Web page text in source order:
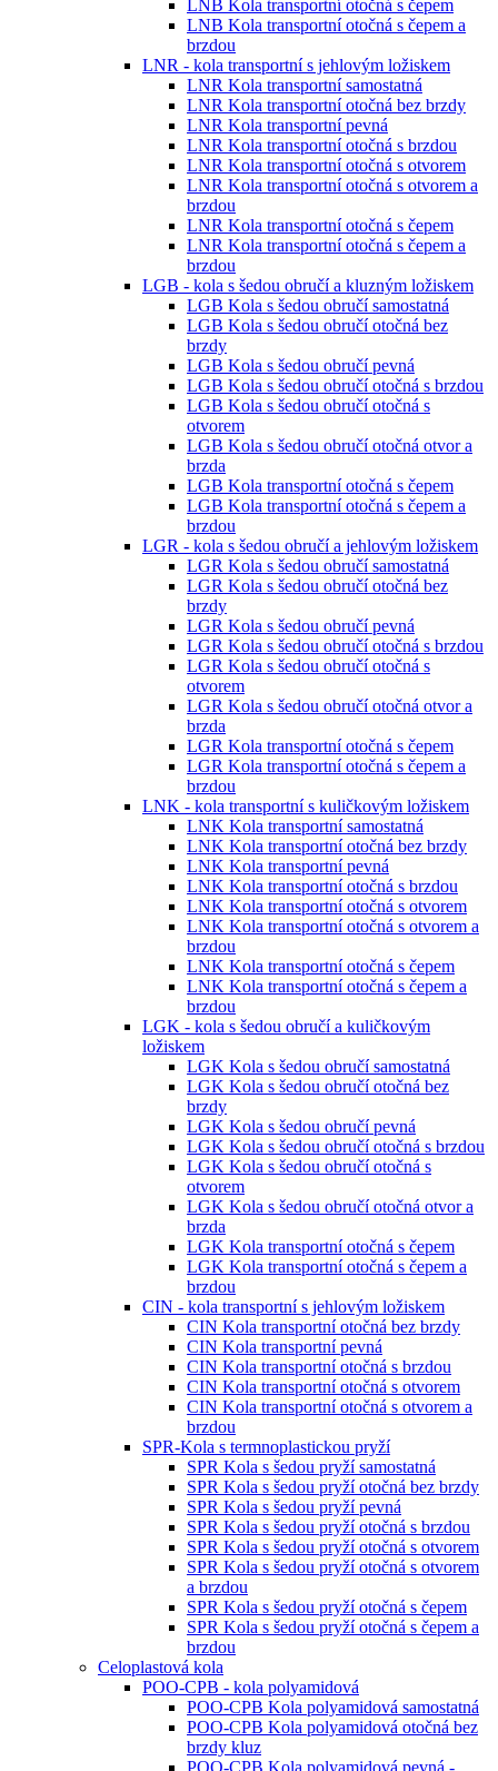
LNB Kola transportní otočná s čepem
LNB Kola transportní otočná s čepem a
brzdou
LNR - kola transportní s jehlovým ložiskem
LNR Kola transportní samostatná
LNR Kola transportní otočná bez brzdy
LNR Kola transportní pevná
LNR Kola transportní otočná s brzdou
LNR Kola transportní otočná s otvorem
LNR Kola transportní otočná s otvorem a
brzdou
LNR Kola transportní otočná s čepem
LNR Kola transportní otočná s čepem a
brzdou
LGB - kola s šedou obručí a kluzným ložiskem
LGB Kola s šedou obručí samostatná
LGB Kola s šedou obručí otočná bez
brzdy
LGB Kola s šedou obručí pevná
LGB Kola s šedou obručí otočná s brzdou
LGB Kola s šedou obručí otočná s
otvorem
LGB Kola s šedou obručí otočná otvor a
brzda
LGB Kola transportní otočná s čepem
LGB Kola transportní otočná s čepem a
brzdou
LGR - kola s šedou obručí a jehlovým ložiskem
LGR Kola s šedou obručí samostatná
LGR Kola s šedou obručí otočná bez
brzdy
LGR Kola s šedou obručí pevná
LGR Kola s šedou obručí otočná s brzdou
LGR Kola s šedou obručí otočná s
otvorem
LGR Kola s šedou obručí otočná otvor a
brzda
LGR Kola transportní otočná s čepem
LGR Kola transportní otočná s čepem a
brzdou
LNK - kola transportní s kuličkovým ložiskem
LNK Kola transportní samostatná
LNK Kola transportní otočná bez brzdy
LNK Kola transportní pevná
LNK Kola transportní otočná s brzdou
LNK Kola transportní otočná s otvorem
LNK Kola transportní otočná s otvorem a
brzdou
LNK Kola transportní otočná s čepem
LNK Kola transportní otočná s čepem a
brzdou
LGK - kola s šedou obručí a kuličkovým
ložiskem
LGK Kola s šedou obručí samostatná
LGK Kola s šedou obručí otočná bez
brzdy
LGK Kola s šedou obručí pevná
LGK Kola s šedou obručí otočná s brzdou
LGK Kola s šedou obručí otočná s
otvorem
LGK Kola s šedou obručí otočná otvor a
brzda
LGK Kola transportní otočná s čepem
LGK Kola transportní otočná s čepem a
brzdou
CIN - kola transportní s jehlovým ložiskem
CIN Kola transportní otočná bez brzdy
CIN Kola transportní pevná
CIN Kola transportní otočná s brzdou
CIN Kola transportní otočná s otvorem
CIN Kola transportní otočná s otvorem a
brzdou
SPR-Kola s termnoplastickou pryží
SPR Kola s šedou pryží samostatná
SPR Kola s šedou pryží otočná bez brzdy
SPR Kola s šedou pryží pevná
SPR Kola s šedou pryží otočná s brzdou
SPR Kola s šedou pryží otočná s otvorem
SPR Kola s šedou pryží otočná s otvorem
a brzdou
SPR Kola s šedou pryží otočná s čepem
SPR Kola s šedou pryží otočná s čepem a
brzdou
Celoplastová kola
POO-CPB - kola polyamidová
POO-CPB Kola polyamidová samostatná
POO-CPB Kola polyamidová otočná bez
brzdy kluz
POO-CPB Kola polyamidová pevná -